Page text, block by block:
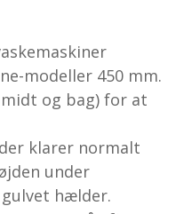
modeller 450 mm.
og bag) for at
klarer normalt
under
hælder.